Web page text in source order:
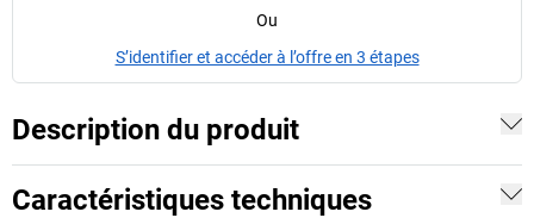
Ou
S’identifier et accéder à l’offre en 3 étapes
Description du produit
Caractéristiques techniques